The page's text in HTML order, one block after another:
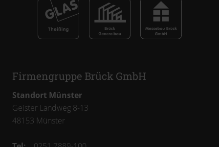
Firmengruppe Brück GmbH
Standort Münster
Geister Landweg 8-13
48153 Münster